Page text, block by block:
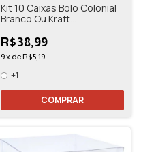
Kit 10 Caixas Bolo Colonial
Branco Ou Kraft
R$38,99
9x de R$5,19
+1
COMPRAR